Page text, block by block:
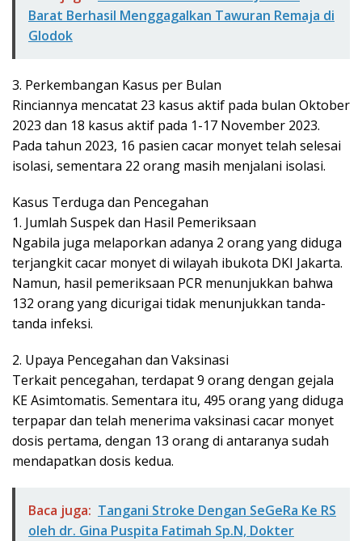
Barat Berhasil Menggagalkan Tawuran Remaja di
Glodok
3. Perkembangan Kasus per Bulan
Rinciannya mencatat 23 kasus aktif pada bulan Oktober
2023 dan 18 kasus aktif pada 1-17 November 2023.
Pada tahun 2023, 16 pasien cacar monyet telah selesai
isolasi, sementara 22 orang masih menjalani isolasi.
Kasus Terduga dan Pencegahan
1. Jumlah Suspek dan Hasil Pemeriksaan
Ngabila juga melaporkan adanya 2 orang yang diduga
terjangkit cacar monyet di wilayah ibukota DKI Jakarta.
Namun, hasil pemeriksaan PCR menunjukkan bahwa
132 orang yang dicurigai tidak menunjukkan tanda-
tanda infeksi.
2. Upaya Pencegahan dan Vaksinasi
Terkait pencegahan, terdapat 9 orang dengan gejala
KE Asimtomatis. Sementara itu, 495 orang yang diduga
terpapar dan telah menerima vaksinasi cacar monyet
dosis pertama, dengan 13 orang di antaranya sudah
mendapatkan dosis kedua.
Baca juga: Tangani Stroke Dengan SeGeRa Ke RS
oleh dr. Gina Puspita Fatimah Sp.N, Dokter